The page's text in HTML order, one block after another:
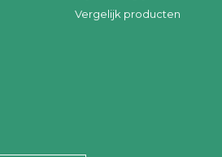
Vergelijk producten